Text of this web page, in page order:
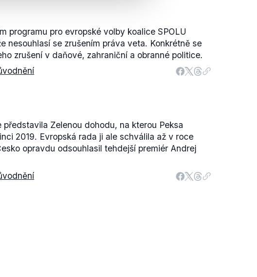
programu pro evropské volby koalice SPOLU
nesouhlasí se zrušením práva veta. Konkrétně se
zrušení v daňové, zahraniční a obranné politice.
představila Zelenou dohodu, na kterou Peksa
2019. Evropská rada ji ale schválila až v roce
opravdu odsouhlasil tehdejší premiér Andrej